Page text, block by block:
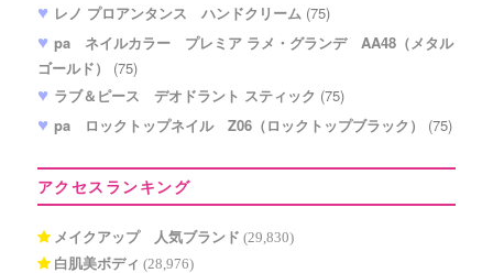
レノ プロアンタンス ハンドクリーム (75)
pa ネイルカラー プレミア ラメ・グランデ AA48（メタル
ゴールド）
(75)
ラブ＆ピース デオドラント スティック (75)
pa ロックトップネイル Z06（ロックトップブラック）
(75)
アクセスランキング
メイクアップ 人気ブランド (29,830)
白肌美ボディ (28,976)